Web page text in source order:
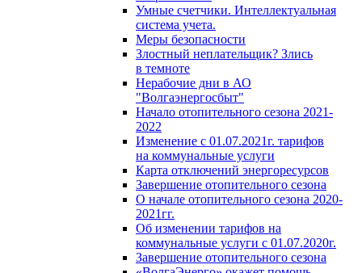
Умные счетчики. Интеллектуальная
система учета.
Меры безопасности
Злостный неплательщик? Злись
в темноте
Нерабочие дни в АО
"Волгаэнергосбыт"
Начало отопительного сезона 2021-
2022
Изменение с 01.07.2021г. тарифов
на коммунальные услуги
Карта отключений энергоресурсов
Завершение отопительного сезона
О начале отопительного сезона 2020-
2021гг.
Об изменении тарифов на
коммунальные услуги с 01.07.2020г.
Завершение отопительного сезона